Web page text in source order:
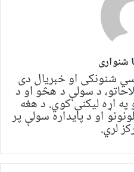
شنواری
شنونکی او خبریال دی
د سولې د هڅو او د
اړه لیکنې کوي. د هغه
او د پایداره سولې پر
لري.